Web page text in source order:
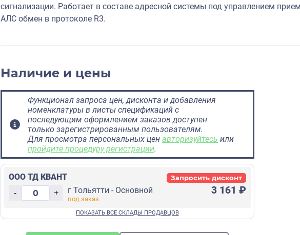
сигнализации. Работает в составе адресной системы под управлением
АЛС обмен в протоколе R3.
Наличие и цены
Функционал запроса цен, дисконта и добавления
номенклатуры в листы спецификаций с
последующим оформлением заказов доступен
только зарегистрированным пользователям.
Для просмотра персональных цен авторизуйтесь или
пройдите процедуру регистрации.
ООО ТД КВАНТ
- + г Тольятти - Основной 3 161 ₽
Запросить дисконт